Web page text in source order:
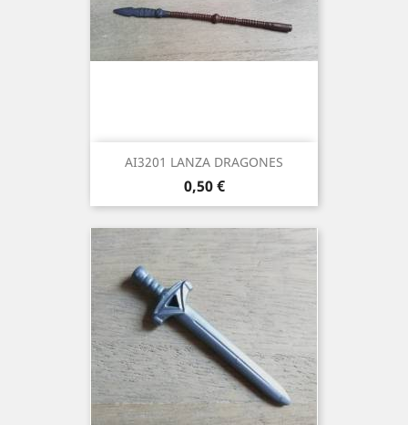
AI3201 LANZA DRAGONES
Precio
0,50 €